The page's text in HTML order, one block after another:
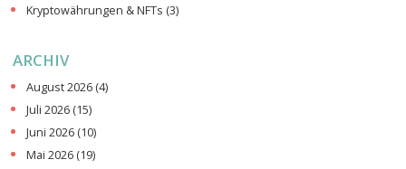
Kryptowährungen & NFTs (3)
ARCHIV
August 2026 (4)
Juli 2026 (15)
Juni 2026 (10)
Mai 2026 (19)